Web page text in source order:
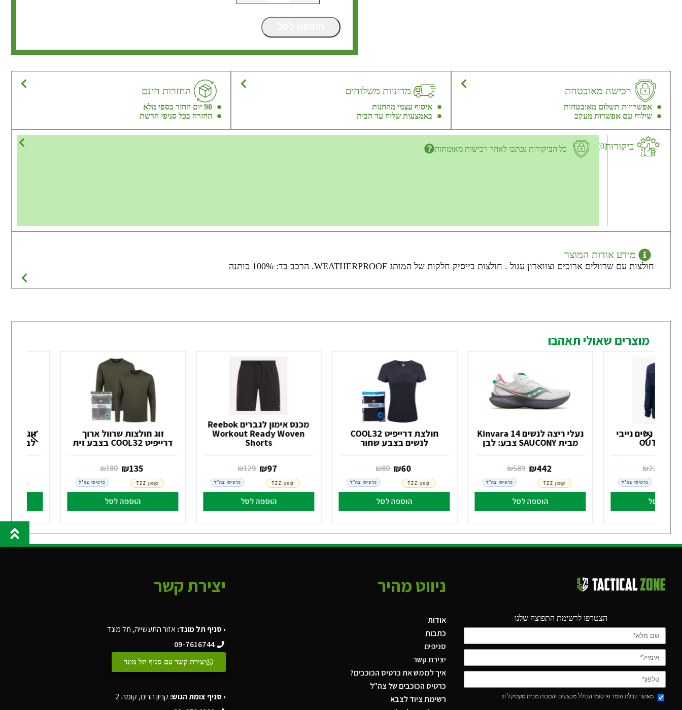
רכישה מאובטחת
אפשרויות תשלום מאובטחות
שילוח עם אפשרות מעקב
מדיניות משלוחים
איסוף עצמי מהחנות
באמצעות שליח עד הבית
החזרות חינם
90 יום החזר כספי מלא
החזרה בכל סניפי הרשת
ביקורות(0) כל הביקורות נכתבו לאחר רכישות מאומתות
מידע אודות המוצר
חולצות עם שרוולים ארוכים וצווארון עגול . חולצות בייסיק חלקות של המותג WEATHERPROOF. הרכב בד: 100% כותנה
מוצרים שאולי תאהבו
גזרת נשים נייבי
239
לסל
כרטיסי צה"ל
נעלי ריצה לנשים Kinvara 14
מבית SAUCONY צבע: לבן
‏ ₪
589 ‏ ₪
442
הוספה לסל
כרטיסי צה"ל קופון TZZ
חולצת דרייפיט COOL32
לנשים בצבע שחור
‏ ₪
80 60
הוספה לסל
כרטיסי צה"ל קופון TZZ
מכנס אימון לגברים Reebok
Workout Ready Woven
Shorts
‏ ₪
129 97
הוספה לסל
כרטיסי צה"ל קופון TZZ
זוג חולצות שרוול ארוך
דרייפיט COOL32 בצבע זית
‏ ₪
180 135
הוספה לסל
כרטיסי צה"ל קופון TZZ
זוג
לבנות וי WEATHERPROOF
הצטרפו לרשימת התפוצה שלנו
מאשר קבלת חומר פרסומי הכולל מבצעים והטבות מבית טקטיקל זון
ניווט מהיר
אודות
כתבות
סניפים
יצירת קשר
איך לממש את כרטיס הכוכבים?
כרטיס הכוכבים של צה"ל
רשימת ציוד לצבא
יצירת קשר
•סניף תל מונד:אזור התעשייה, תל מונד
09-7616744
יצירת קשר עם סניף תל מונד
•סניף צומת הגוש: קניון הרים, קומה 2